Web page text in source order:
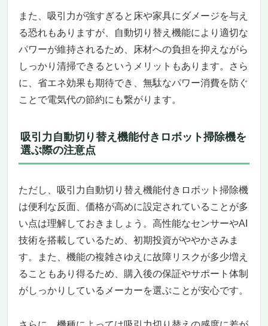
除機おすすめ19選「Anker Eufy Robot Vacuum
Omni C20」
強力7000Pa吸引力×加圧式デュアル回転モッ
プで徹底クリーン
狭い場所もおまかせ！薄型設計＆スマートマ
ッピング
自動ゴミ収集＆モップ洗浄・乾燥ステーショ
こんなニーズの人におすすめ＆おすすめでき
ないポイント
動切り替え機能付き！賢いロボット掃除機
自動で吸引力を調整！パワフルかつ賢い清掃
性能
自動ゴミ収集＆多層フィルターで衛生面も安
心
300分連続稼働＆障害物回避で広範囲を効率
的に清掃
アプリ＆音声操作でスマートライフを実現
こんなニーズのある人にはおすすめできない
また、吸引力が強すぎると床や家具にダメージを与え
る恐れもありますが、自動切り替え機能により適切な
パワーが維持されるため、床材への負担を抑えながら
しっかり清掃できるというメリットもあります。さら
に、省エネ効果も期待でき、無駄なパワー消費を防ぐ
ことで電気代の節約にも繋がります。
吸引力自動切り替え機能付きロボット掃除機を
選ぶ際の注意点
ただし、吸引力自動切り替え機能付きロボット掃除機
は便利な反面、価格が高めに設定されていることが多
い点は理解しておきましょう。高性能なセンサーやAI
技術を搭載しているため、初期投資がややかさみま
す。また、機能の複雑さゆえに故障リスクが多少増え
ることもあり得るため、購入後の保証やサポート体制
がしっかりしているメーカーを選ぶことが安心です。